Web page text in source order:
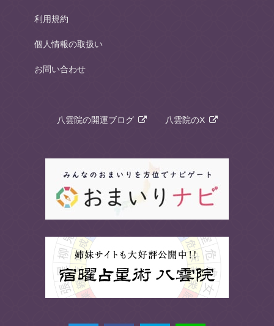
利用規約
個人情報の取扱い
お問い合わせ
八雲院の開運ブログ 八雲院のX